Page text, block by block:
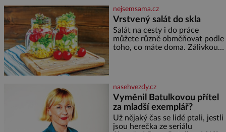
soustředění i odpočinek a
reaguje na každou etapu života
a specifické potřeby dítěte. Pro
nejmenší je klíčová
jednoduchost, měkkost a
bezpečí, proto by pokoj
nejsemsama.cz
Vrstvený salát do skla
Salát na cesty i do práce
můžete různě obměňovat podle
toho, co máte doma. Zálivkou
nebo jiného salátu (římský salát,
polníček…) ✿ 1 malá konzerva
kukuřice ✿ ½ okurky ✿ 2
rajčata Zálivka: ✿ 4 lžíce
olivového oleje ✿ 1 lžíci
nasehvezdy.cz
Vyměnil Batulkovou přítel
za mladší exemplář?
Už nějaký čas se lidé ptali, jestli
jsou herečka ze seriálu